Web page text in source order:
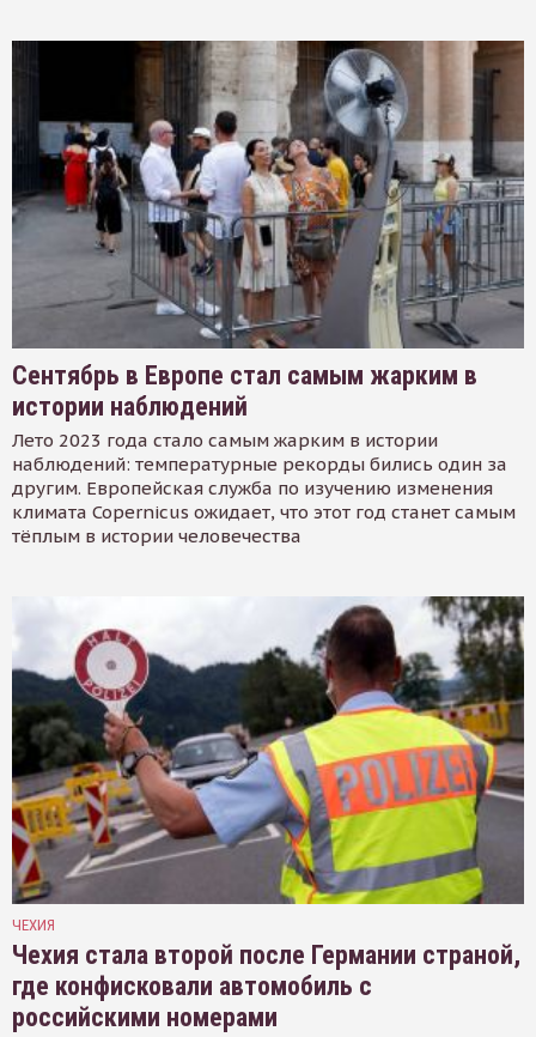
Сентябрь в Европе стал самым жарким в
истории наблюдений
Лето 2023 года стало самым жарким в истории
наблюдений: температурные рекорды бились один за
другим. Европейская служба по изучению изменения
климата Copernicus ожидает, что этот год станет самым
тёплым в истории человечества
ЧЕХИЯ
Чехия стала второй после Германии страной,
где конфисковали автомобиль с
российскими номерами